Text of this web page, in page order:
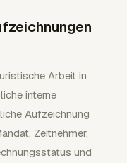
Arbeit in
interne
Aufzeichnung
Zeitnehmer,
und